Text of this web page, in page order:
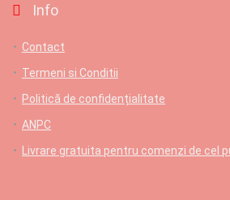
Info
Contact
Termeni si Conditii
Politică de confidențialitate
ANPC
Livrare gratuita pentru comenzi de cel